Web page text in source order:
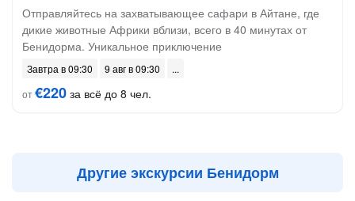
Отправляйтесь на захватывающее сафари в Айтане, где
дикие животные Африки вблизи, всего в 40 минутах от
Бенидорма. Уникальное приключение
Завтра в 09:30
9 авг в 09:30
от€220 за всё до 8 чел.
Другие экскурсии Бенидорм